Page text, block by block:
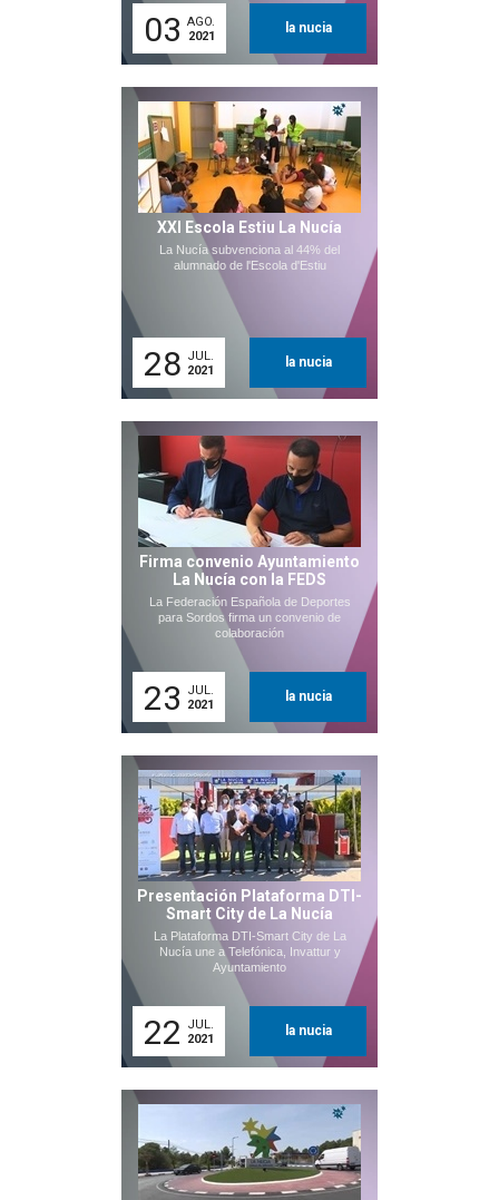
03 AGO.
2021
la nucia
XXI Escola Estiu La Nucía
La Nucía subvenciona al 44% del
alumnado de l'Escola d'Estiu
28 JUL.
2021
la nucia
Firma convenio Ayuntamiento
La Nucía con la FEDS
La Federación Española de Deportes
para Sordos firma un convenio de
colaboración
23
JUL.
2021
la nucia
Presentación Plataforma DTI-
Smart City de La Nucía
La Plataforma DTI-Smart City de La
Nucía une a Telefónica, Invattur y
Ayuntamiento
22
JUL.
2021
la nucia